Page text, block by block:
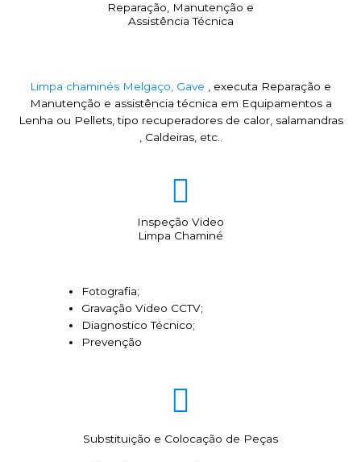
Reparação, Manutenção e
Assistência Técnica
Limpa chaminés Melgaço, Gave , executa Reparação e
Manutenção e assistência técnica em Equipamentos a
Lenha ou Pellets, tipo recuperadores de calor, salamandras
, Caldeiras, etc..
Inspeção Video
Limpa Chaminé
Fotografia;
Gravação Video CCTV;
Diagnostico Técnico;
Prevenção
Substituição e Colocação de Peças